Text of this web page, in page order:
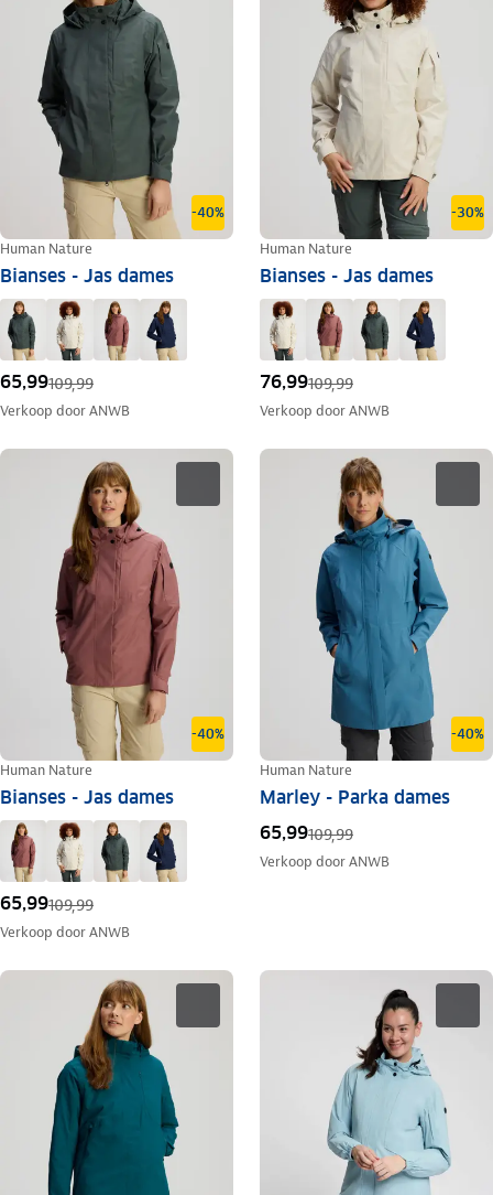
-40%
Human Nature
Bianses - Jas dames
65,99109,99
Verkoop doorANWB
-30%
Human Nature
Bianses - Jas dames
76,99109,99
Verkoop doorANWB
-40%
Human Nature
Bianses - Jas dames
65,99109,99
Verkoop doorANWB
-40%
Human Nature
Marley - Parka dames
65,99109,99
Verkoop doorANWB